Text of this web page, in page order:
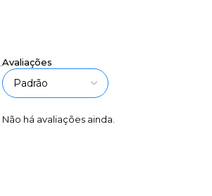
Avaliações
Não há avaliações ainda.